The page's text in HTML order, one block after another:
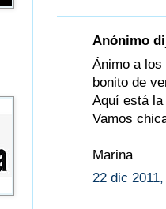
Anónimo
Ánimo a los
bonito de
Aquí está
Vamos
Marina
22 dic